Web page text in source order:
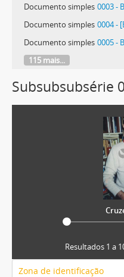
Documento simples 0003 -
Documento simples 0004 -
Documento simples 0005 -
115 mais...
Subsubsubsérie
Resultados 1 a
Zona de identificação